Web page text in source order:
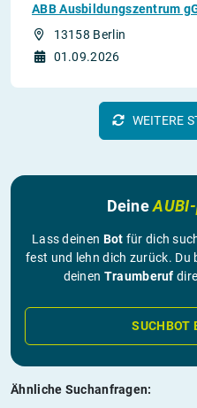
ABB Ausbildungszentrum
13158 Berlin
01.09.2026
WEITERE
Deine
Lass deinen Bot für dich
fest und lehn dich zurück. Du
deinen Traumberuf
SUCHBOT
Ähnliche Suchanfragen: